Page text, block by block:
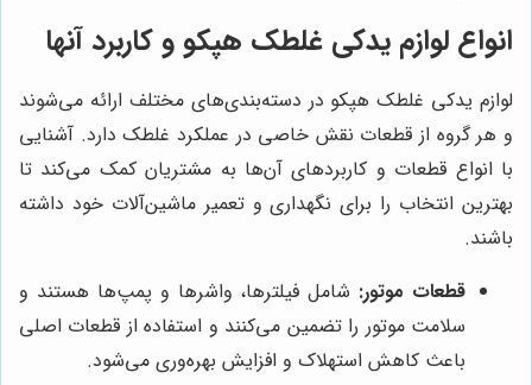
انواع لوازم یدکی غلطک هپکو و کاربرد آنها
لوازم یدکی غلطک هپکو در دسته‌بندی‌های مختلف ارائه می‌شوند
و هر گروه از قطعات نقش خاصی در عملکرد غلطک دارد. آشنایی
با انواع قطعات و کاربردهای آن‌ها به مشتریان کمک می‌کند تا
بهترین انتخاب را برای نگهداری و تعمیر ماشین‌آلات خود داشته
باشند.
قطعات موتور: شامل فیلترها، واشرها و پمپ‌ها هستند و
سلامت موتور را تضمین می‌کنند و استفاده از قطعات اصلی
باعث کاهش استهلاک و افزایش بهره‌وری می‌شود.